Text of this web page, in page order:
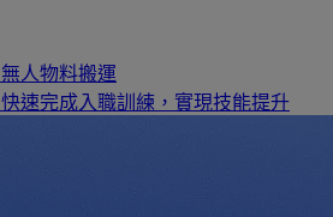
無人物料搬運
快速完成入職訓練，實現技能提升